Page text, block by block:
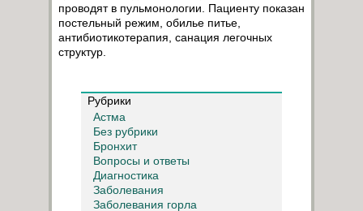
проводят в пульмонологии. Пациенту показан
постельный режим, обилье питье,
антибиотикотерапия, санация легочных
структур.
Рубрики
Астма
Без рубрики
Бронхит
Вопросы и ответы
Диагностика
Заболевания
Заболевания горла